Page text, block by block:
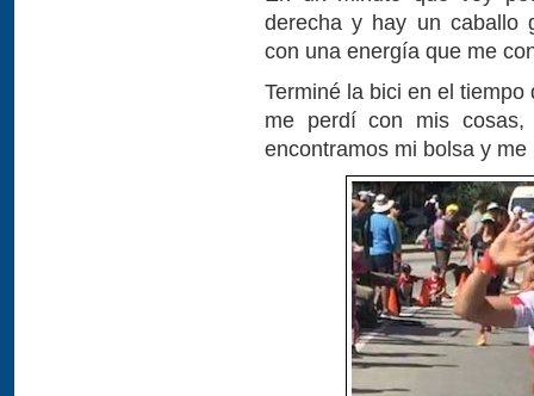
derecha y hay un caballo
con una energía que me
Terminé la bici en el
me perdí con mis
encontramos mi bolsa y